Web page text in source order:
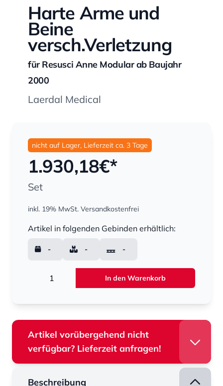
Harte Arme und
Beine
versch.Verletzung
für Resusci Anne Modular ab Baujahr
2000
Laerdal Medical
nicht auf Lager, Lieferzeit ca. 3 Tage
1.930,18€*
Set
inkl. 19% MwSt. Versandkostenfrei
Artikel in folgenden Gebinden erhältlich:
- - -
In den Warenkorb
Artikel vorübergehend nicht
verfügbar? Lieferzeit anfragen!
Beschreibung